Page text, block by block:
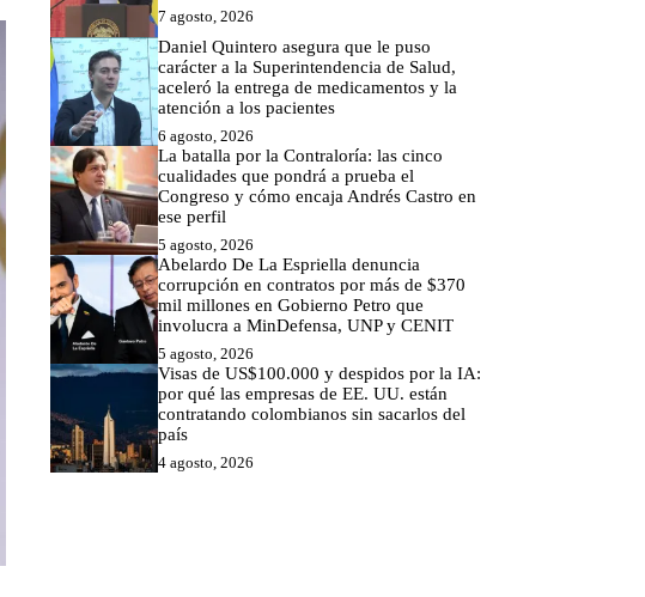
7 agosto, 2026
Daniel Quintero asegura que le puso
carácter a la Superintendencia de Salud,
aceleró la entrega de medicamentos y la
atención a los pacientes
6 agosto, 2026
La batalla por la Contraloría: las cinco
cualidades que pondrá a prueba el
Congreso y cómo encaja Andrés Castro en
ese perfil
5 agosto, 2026
Abelardo De La Espriella denuncia
corrupción en contratos por más de $370
mil millones en Gobierno Petro que
involucra a MinDefensa, UNP y CENIT
5 agosto, 2026
Visas de US$100.000 y despidos por la IA:
por qué las empresas de EE. UU. están
contratando colombianos sin sacarlos del
país
4 agosto, 2026